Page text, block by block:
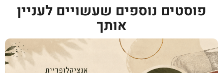
פוסטים נוספים שעשויים לעניין
אותך